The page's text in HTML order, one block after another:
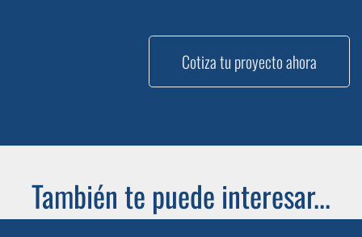
Cotiza tu proyecto ahora
También te puede interesar...